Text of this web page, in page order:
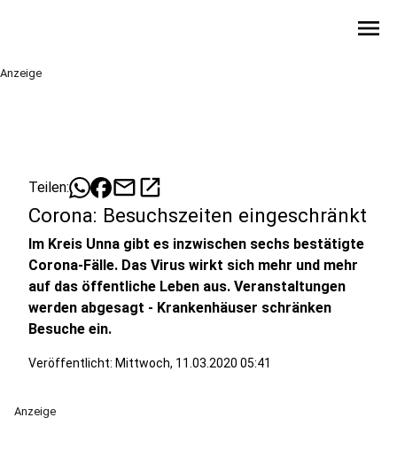
menu
Anzeige
Teilen: mailopen_in_new
Corona: Besuchszeiten eingeschränkt
Im Kreis Unna gibt es inzwischen sechs bestätigte
Corona-Fälle. Das Virus wirkt sich mehr und mehr
auf das öffentliche Leben aus. Veranstaltungen
werden abgesagt - Krankenhäuser schränken
Besuche ein.
Veröffentlicht: Mittwoch, 11.03.2020 05:41
Anzeige